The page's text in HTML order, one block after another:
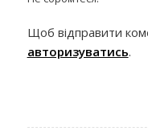
Щоб відправити
авторизуватись.